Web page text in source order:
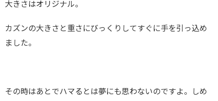
大きさはオリジナル。
カズンの大きさと重さにびっくりしてすぐに手を引っ込め
ました。
その時はあとでハマるとは夢にも思わないのですよ。しめ